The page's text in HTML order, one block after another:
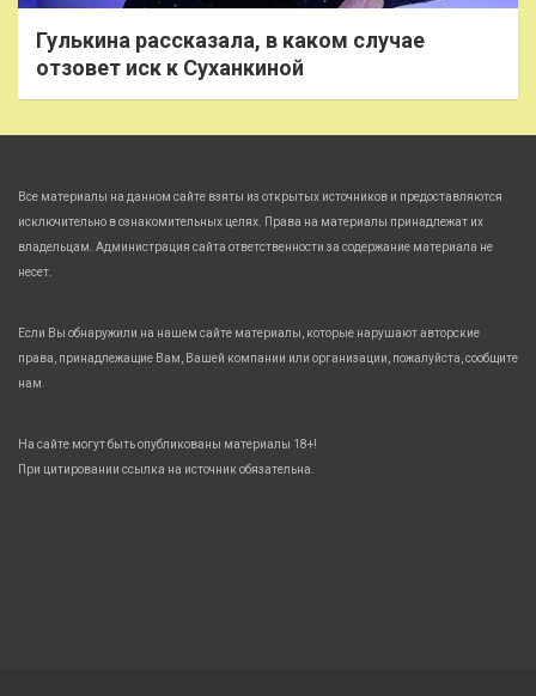
Гулькина рассказала, в каком случае
отзовет иск к Суханкиной
Все материалы на данном сайте взяты из открытых источников и предоставляются
исключительно в ознакомительных целях. Права на материалы принадлежат их
владельцам. Администрация сайта ответственности за содержание материала не
несет.
Если Вы обнаружили на нашем сайте материалы, которые нарушают авторские
права, принадлежащие Вам, Вашей компании или организации, пожалуйста, сообщите
нам.
На сайте могут быть опубликованы материалы 18+!
При цитировании ссылка на источник обязательна.